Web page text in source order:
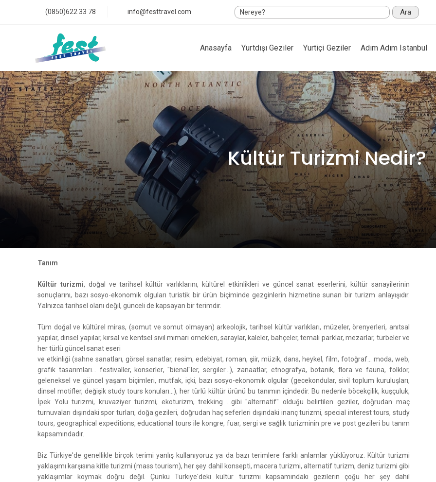
(0850)622 33 78 info@festtravel.com Ara
Anasayfa Yurtdışı Geziler Yurtiçi Geziler Adım Adım Istanbul
Kültür Turizmi Nedir?
Tanım
Kültür turizmi, doğal ve tarihsel kültür varlıklarını, kültürel etkinlikleri ve güncel sanat eserlerini, kültür sanayilerinin
sonuçlarını, bazı sosyo-ekonomik olguları turistik bir ürün biçiminde gezginlerin hizmetine sunan bir turizm anlayışıdır.
Yalnızca tarihsel olanı değil, günceli de kapsayan bir terimdir.
Tüm doğal ve kültürel miras, (somut ve somut olmayan) arkeolojik, tarihsel kültür varlıkları, müzeler, örenyerleri, anıtsal
yapılar, dinsel yapılar, kırsal ve kentsel sivil mimari örnekleri, saraylar, kaleler, bahçeler, temalı parklar, mezarlar, türbeler ve
her türlü güncel sanat eseri
ve etkinliği (sahne sanatları, görsel sanatlar, resim, edebiyat, roman, şiir, müzik, dans, heykel, film, fotoğraf... moda, web,
grafik tasarımları... festivaller, konserler, "bienal"ler, sergiler...), zanaatlar, etnografya, botanik, flora ve fauna, folklor,
geleneksel ve güncel yaşam biçimleri, mutfak, içki, bazı sosyo-ekonomik olgular (gecekondular, sivil toplum kuruluşları,
dinsel motifler, değişik study tours konuları...), her türlü kültür ürünü bu tanımın içindedir. Bu nedenle böcekçilik, kuşçuluk,
İpek Yolu turizmi, kruvaziyer turizmi, ekoturizm, trekking ...gibi "alternatif" olduğu belirtilen geziler, doğrudan maç
turnuvaları dışındaki spor turları, doğa gezileri, doğrudan haç seferleri dışındaki inanç turizmi, special interest tours, study
tours, geographical expeditions, educational tours ile kongre, fuar, sergi ve sağlık turizminin pre ve post gezileri bu tanım
kapsamındadır.
Biz Türkiye'de genellikle birçok terimi yanlış kullanıyoruz ya da bazı terimlere farklı anlamlar yüklüyoruz. Kültür turizmi
yaklaşımı karşısına kitle turizmi (mass tourism), her şey dahil konsepti, macera turizmi, alternatif turizm, deniz turizmi gibi
yaklaşımlar koymak doğru değil. Çünkü Türkiye'deki kültür turizmi kapsamındaki gezilerin çoğu her şey dahil